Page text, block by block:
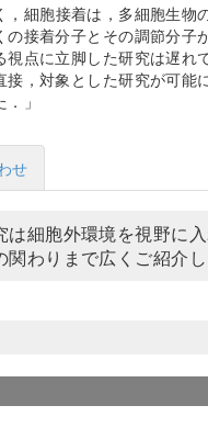
細胞接着は，多細胞生物
接着分子とその調節分子
点に立脚した研究は遅れ
，対象とした研究が可能
せ
細胞外環境を視野に
わりまで広くご紹介